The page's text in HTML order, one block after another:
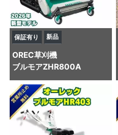
保証有り 新品
OREC草刈機
ブルモアZHR800A